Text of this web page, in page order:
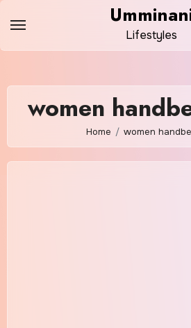
content
Lifestyles
women
Home women